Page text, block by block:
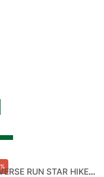
CONVERSE RUN STAR HIKE BLACK HI - 166800V